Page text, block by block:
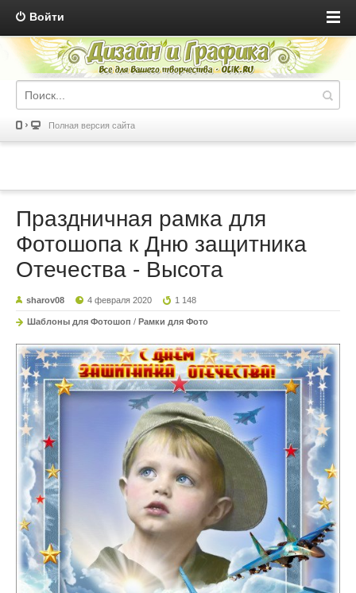
Войти
Полная версия сайта
Праздничная рамка для
Фотошопа к Дню защитника
Отечества - Высота
sharov08 4 февраля 2020 1 148
Шаблоны для Фотошоп / Рамки для Фото